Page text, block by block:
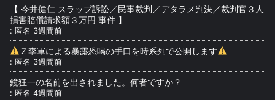
【 今井健仁 スラップ訴訟／民事裁判／デタラメ判決／裁判官３人
損害賠償請求額３万円 事件 】
: 匿名 3週間前
Ｚ李軍による暴露恐喝の手口を時系列で公開します
: 匿名 3週間前
鏡狂一の名前を出されました。何者ですか？
: 匿名 4週間前